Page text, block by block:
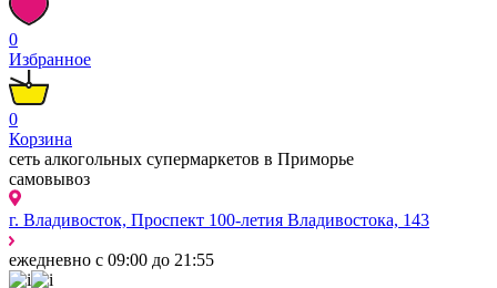
0
Избранное
0
Корзина
сеть алкогольных супермаркетов в Приморье
самовывоз
г. Владивосток, Проспект 100-летия Владивостока, 143
ежедневно с 09:00 до 21:55